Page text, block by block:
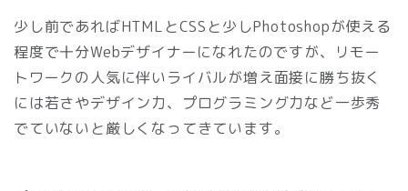
少し前であればHTMLとCSSと少しPhotoshopが使える
程度で十分Webデザイナーになれたのですが、リモー
トワークの人気に伴いライバルが増え面接に勝ち抜く
には若さやデザイン力、プログラミング力など一歩秀
でていないと厳しくなってきています。